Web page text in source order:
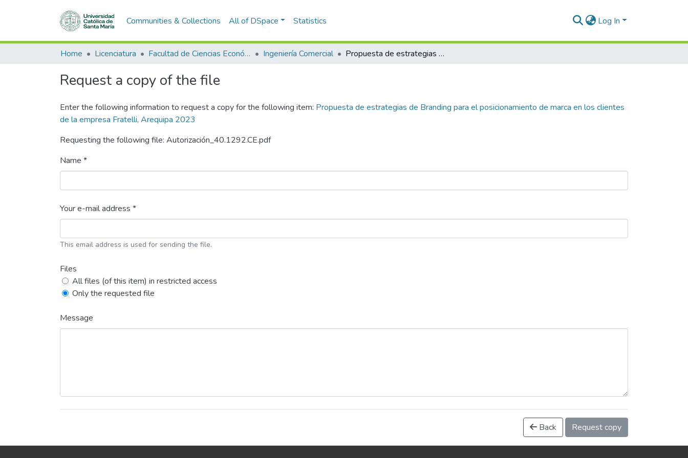
Communities & Collections All of DSpace Statistics Log In
Home Licenciatura Facultad de Ciencias Económico Administrativas Ingeniería Comercial Propuesta de estrategias de Branding para el posicionamiento de marca en los clientes de la empresa Fratelli, Arequipa 2023
Request a copy of the file
Enter the following information to request a copy for the following item: Propuesta de estrategias de Branding para el posicionamiento de marca en los clientes
de la empresa Fratelli, Arequipa 2023
Requesting the following file: Autorización_40.1292.CE.pdf
Name *
Your e-mail address *
This email address is used for sending the file.
Files
All files (of this item) in restricted access
Only the requested file
Message
Back Request copy